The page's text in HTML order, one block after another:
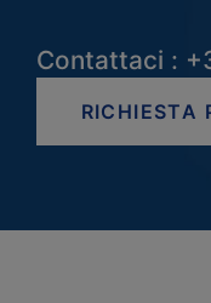
Contattaci :
RICHIESTA